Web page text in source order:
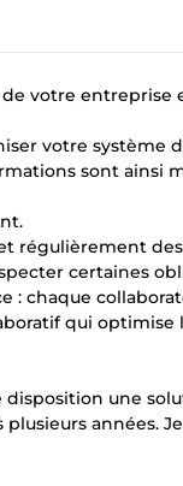
votre entreprise
votre système
sont ainsi
régulièrement
certaines
chaque
qui
disposition une
années.